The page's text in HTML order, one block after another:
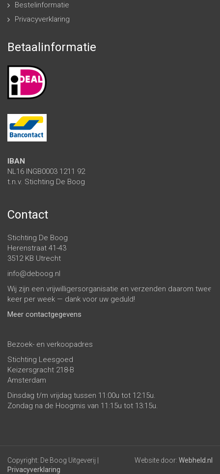
Bestelinformatie
Privacyverklaring
Betaalinformatie
IBAN
NL16 INGB0003 1211 92
t.n.v. Stichting De Boog
Contact
Stichting De Boog
Herenstraat 41-43
3512 KB Utrecht
info@deboog.nl
Wij zijn een vrijwilligersorganisatie en verzenden daarom twee
keer per week — dank voor uw geduld!
Meer contactgegevens
Bezoek- en verkoopadres
Stichting Leesgoed
Keizersgracht 218-B
Amsterdam
Dinsdag t/m vrijdag tussen 11:00u tot 12:15u.
Zondag na de Hoogmis van 11:15u tot 13:15u.
Copyright: De Boog Uitgeverij |
Privacyverklaring
Website door: Webheld.nl